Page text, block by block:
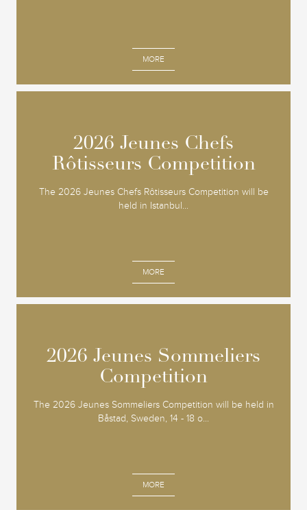
MORE
2026 Jeunes Chefs
Rôtisseurs Competition
The 2026 Jeunes Chefs Rôtisseurs Competition will be
held in Istanbul...
MORE
2026 Jeunes Chefs
Rôtisseurs Competition
2026 Jeunes Sommeliers
Competition
The 2026 Jeunes Sommeliers Competition will be held in
Båstad, Sweden, 14 - 18 o...
MORE
2026 Jeunes Sommeliers
Competition